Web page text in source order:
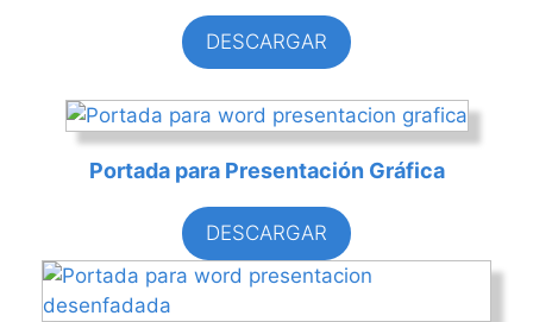
DESCARGAR
Portada para Presentación Gráfica
DESCARGAR